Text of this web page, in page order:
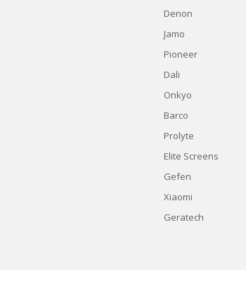
Denon
Jamo
Pioneer
Dali
Onkyo
Barco
Prolyte
Elite Screens
Gefen
Xiaomi
Geratech